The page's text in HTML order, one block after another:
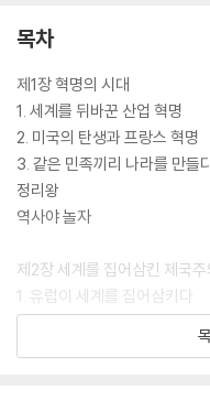
목차
제1장 혁명의 시대
1. 세계를 뒤바꾼 산업 혁명
2. 미국의 탄생과 프랑스 혁명
3. 같은 민족끼리 나라를 만들
정리왕
역사야 놀자
제2장 세계를 집어삼킨 제국주
1. 유럽이 세계를 집어삼키다
2. 유럽에 무릎을 꿇은 중국